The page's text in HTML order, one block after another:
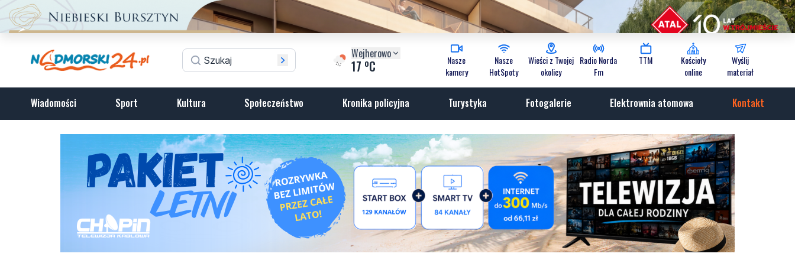
Wejherowo
17 oC
Nasze
kamery
Nasze
HotSpoty
Wieści z Twojej
okolicy
Radio Norda
Fm
TTM
Kościoły
online
Wyślij
materiał
Wiadomości Sport Kultura Społeczeństwo Kronika policyjna Turystyka Fotogalerie Elektrownia atomowa Kontakt